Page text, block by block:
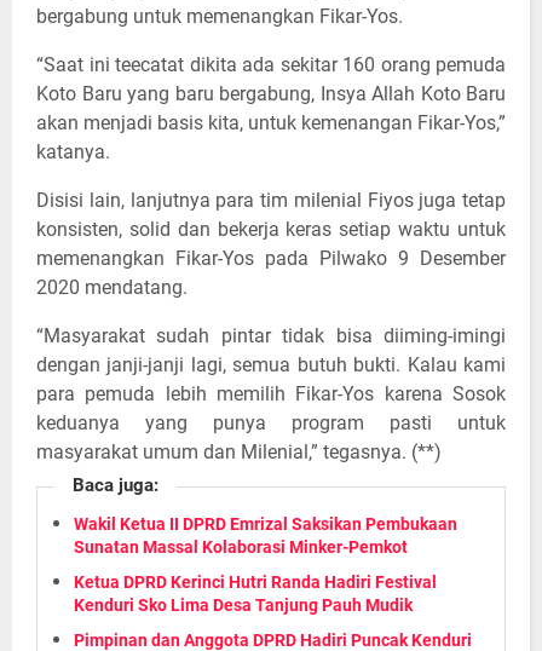
bergabung untuk memenangkan Fikar-Yos.
“Saat ini teecatat dikita ada sekitar 160 orang pemuda
Koto Baru yang baru bergabung, Insya Allah Koto Baru
akan menjadi basis kita, untuk kemenangan Fikar-Yos,”
katanya.
Disisi lain, lanjutnya para tim milenial Fiyos juga tetap
konsisten, solid dan bekerja keras setiap waktu untuk
memenangkan Fikar-Yos pada Pilwako 9 Desember
2020 mendatang.
“Masyarakat sudah pintar tidak bisa diiming-imingi
dengan janji-janji lagi, semua butuh bukti. Kalau kami
para pemuda lebih memilih Fikar-Yos karena Sosok
keduanya yang punya program pasti untuk
masyarakat umum dan Milenial,” tegasnya. (**)
Baca juga:
Wakil Ketua II DPRD Emrizal Saksikan Pembukaan
Sunatan Massal Kolaborasi Minker-Pemkot
Ketua DPRD Kerinci Hutri Randa Hadiri Festival
Kenduri Sko Lima Desa Tanjung Pauh Mudik
Pimpinan dan Anggota DPRD Hadiri Puncak Kenduri